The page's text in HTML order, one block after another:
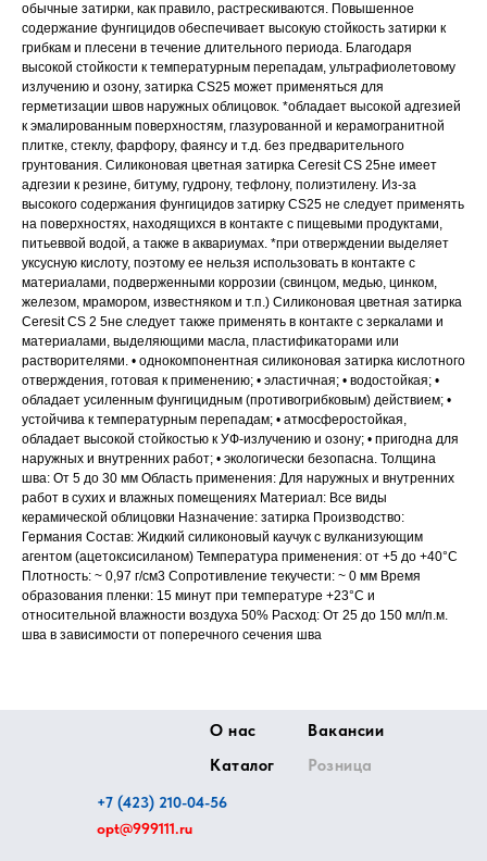
обычные затирки, как правило, растрескиваются. Повышенное
содержание фунгицидов обеспечивает высокую стойкость затирки к
грибкам и плесени в течение длительного периода. Благодаря
высокой стойкости к температурным перепадам, ультрафиолетовому
излучению и озону, затирка CS25 может применяться для
герметизации швов наружных облицовок. *обладает высокой адгезией
к эмалированным поверхностям, глазурованной и керамогранитной
плитке, стеклу, фарфору, фаянсу и т.д. без предварительного
грунтования. Силиконовая цветная затирка Ceresit CS 25не имеет
адгезии к резине, битуму, гудрону, тефлону, полиэтилену. Из-за
высокого содержания фунгицидов затирку CS25 не следует применять
на поверхностях, находящихся в контакте с пищевыми продуктами,
питьеввой водой, а также в аквариумах. *при отверждении выделяет
уксусную кислоту, поэтому ее нельзя использовать в контакте с
материалами, подверженными коррозии (свинцом, медью, цинком,
железом, мрамором, известняком и т.п.) Силиконовая цветная затирка
Ceresit CS 2 5не следует также применять в контакте с зеркалами и
материалами, выделяющими масла, пластификаторами или
растворителями. • однокомпонентная силиконовая затирка кислотного
отверждения, готовая к применению; • эластичная; • водостойкая; •
обладает усиленным фунгицидным (противогрибковым) действием; •
устойчива к температурным перепадам; • атмосферостойкая,
обладает высокой стойкостью к УФ-излучению и озону; • пригодна для
наружных и внутренних работ; • экологически безопасна. Толщина
шва: От 5 до 30 мм Область применения: Для наружных и внутренних
работ в сухих и влажных помещениях Материал: Все виды
керамической облицовки Назначение: затирка Производство:
Германия Состав: Жидкий силиконовый каучук с вулканизующим
агентом (ацетоксисиланом) Температура применения: от +5 до +40°C
Плотность: ~ 0,97 г/см3 Сопротивление текучести: ~ 0 мм Время
образования пленки: 15 минут при температуре +23°C и
относительной влажности воздуха 50% Расход: От 25 до 150 мл/п.м.
шва в зависимости от поперечного сечения шва
О нас
Каталог
Вакансии
Розница
+7 (423) 210-04-56
opt@999111.ru